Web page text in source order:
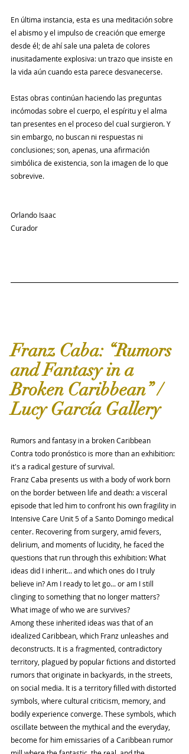
En última instancia, esta es una meditación sobre
el abismo y el impulso de creación que emerge
desde él; de ahí sale una paleta de colores
inusitadamente explosiva: un trazo que insiste en
la vida aún cuando esta parece desvanecerse.
Estas obras continúan haciendo las preguntas
incómodas sobre el cuerpo, el espíritu y el alma
tan presentes en el proceso del cual surgieron. Y
sin embargo, no buscan ni respuestas ni
conclusiones; son, apenas, una afirmación
simbólica de existencia, son la imagen de lo que
sobrevive.
Orlando Isaac
Curador
Franz Caba: “Rumors
and Fantasy in a
Broken Caribbean” /
Lucy García Gallery
Rumors and fantasy in a broken Caribbean
Contra todo pronóstico is more than an exhibition:
it's a radical gesture of survival.
Franz Caba presents us with a body of work born
on the border between life and death: a visceral
episode that led him to confront his own fragility in
Intensive Care Unit 5 of a Santo Domingo medical
center. Recovering from surgery, amid fevers,
delirium, and moments of lucidity, he faced the
questions that run through this exhibition: What
ideas did I inherit... and which ones do I truly
believe in? Am I ready to let go... or am I still
clinging to something that no longer matters?
What image of who we are survives?
Among these inherited ideas was that of an
idealized Caribbean, which Franz unleashes and
deconstructs. It is a fragmented, contradictory
territory, plagued by popular fictions and distorted
rumors that originate in backyards, in the streets,
on social media. It is a territory filled with distorted
symbols, where cultural criticism, memory, and
bodily experience converge. These symbols, which
oscillate between the mythical and the everyday,
become for him emissaries of a Caribbean rumor